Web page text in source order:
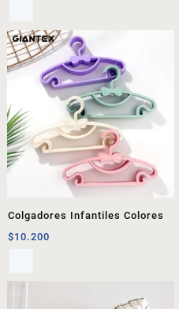
Colgadores Infantiles Colores
$10.200